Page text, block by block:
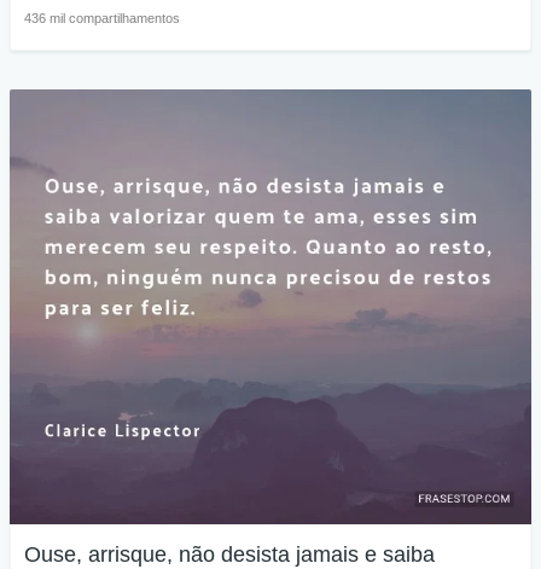
436 mil compartilhamentos
Ouse, arrisque, não desista jamais e saiba